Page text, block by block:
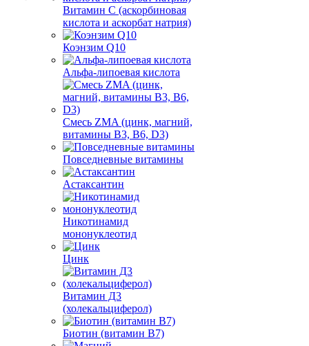
Витамин C (аскорбиновая
кислота и аскорбат натрия)
Коэнзим Q10
Альфа-липоевая кислота
Смесь ZMA (цинк, магний,
витамины B3, B6, D3)
Повседневные витамины
Астаксантин
Никотинамид
мононуклеотид
Цинк
Витамин Д3
(холекальциферол)
Биотин (витамин B7)